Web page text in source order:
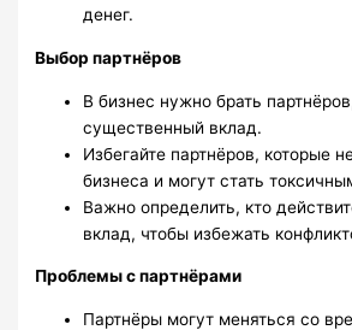
денег.
Выбор партнёров
В бизнес нужно брать
существенный вклад.
Избегайте партнёров, которые
бизнеса и могут стать
Важно определить, кто
вклад, чтобы избежать
Проблемы с партнёрами
Партнёры могут меняться со